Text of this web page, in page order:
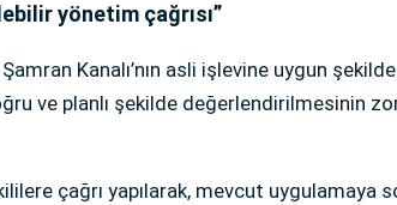
yönetim çağrısı”
Kanalı’nın asli işlevine uygun
ve planlı şekilde değerlendirilmesinin
çağrı yapılarak, mevcut uygulamaya